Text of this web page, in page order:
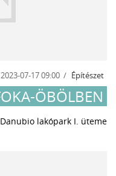
2023-07-17 09:00 Építészet
ÖBÖLBEN
lakópark I. üteme